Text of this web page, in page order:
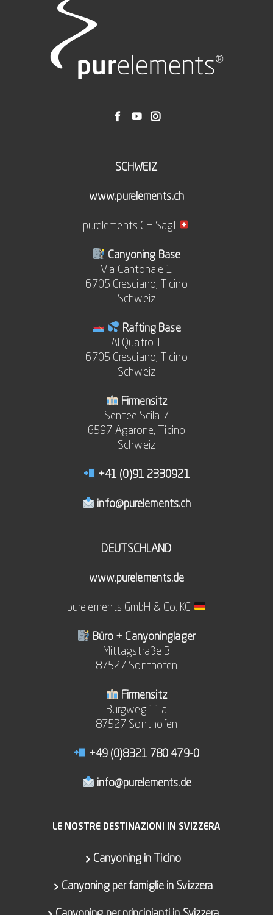
SCHWEIZ
www.purelements.ch
purelements CH Sagl
Canyoning Base
Via Cantonale 1
6705 Cresciano, Ticino
Schweiz
Rafting Base
Al Quatro 1
6705 Cresciano, Ticino
Schweiz
Firmensitz
Sentee Scila 7
6597 Agarone, Ticino
Schweiz
+41 (0)91 2330921
info@purelements.ch
DEUTSCHLAND
www.purelements.de
purelements GmbH & Co. KG
Büro + Canyoninglager
Mittagstraße 3
87527 Sonthofen
Firmensitz
Burgweg 11a
87527 Sonthofen
+49 (0)8321 780 479-0
info@purelements.de
LE NOSTRE DESTINAZIONI IN SVIZZERA
Canyoning in Ticino
Canyoning per famiglie in Svizzera